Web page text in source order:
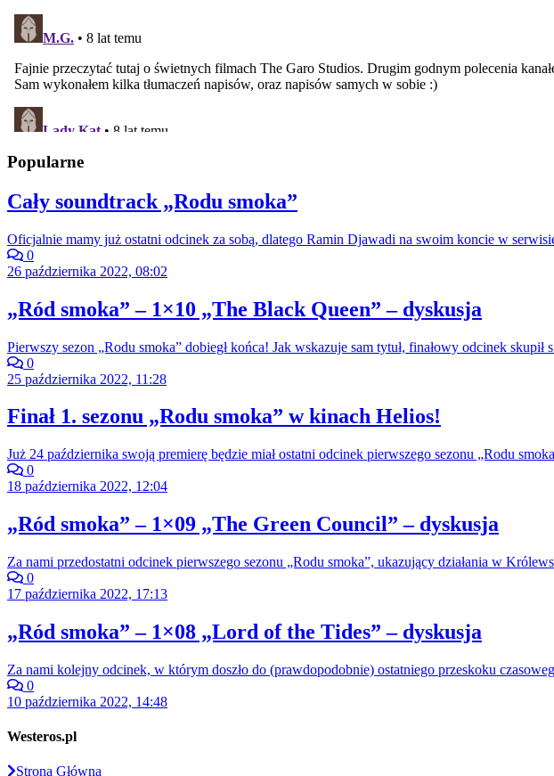
Popularne
Cały soundtrack „Rodu smoka”
Oficjalnie mamy już ostatni odcinek za sobą, dlatego Ramin Djawadi na swoim koncie w
0
26 października 2022, 08:02
„Ród smoka” – 1×10 „The Black Queen” – dyskusja
Pierwszy sezon „Rodu smoka” dobiegł końca! Jak wskazuje sam tytuł, finałowy odcinek
0
25 października 2022, 11:28
Finał 1. sezonu „Rodu smoka” w kinach Helios!
Już 24 października swoją premierę będzie miał ostatni odcinek pierwszego sezonu „Rodu
0
18 października 2022, 12:04
„Ród smoka” – 1×09 „The Green Council” – dyskusja
Za nami przedostatni odcinek pierwszego sezonu „Rodu smoka”, ukazujący działania w
0
17 października 2022, 17:13
„Ród smoka” – 1×08 „Lord of the Tides” – dyskusja
Za nami kolejny odcinek, w którym doszło do (prawdopodobnie) ostatniego przeskoku
0
10 października 2022, 14:48
Westeros.pl
Strona Główna